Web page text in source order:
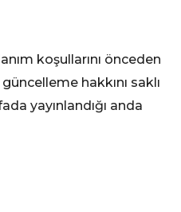
koşullarını önceden
hakkını saklı
yayınlandığı anda